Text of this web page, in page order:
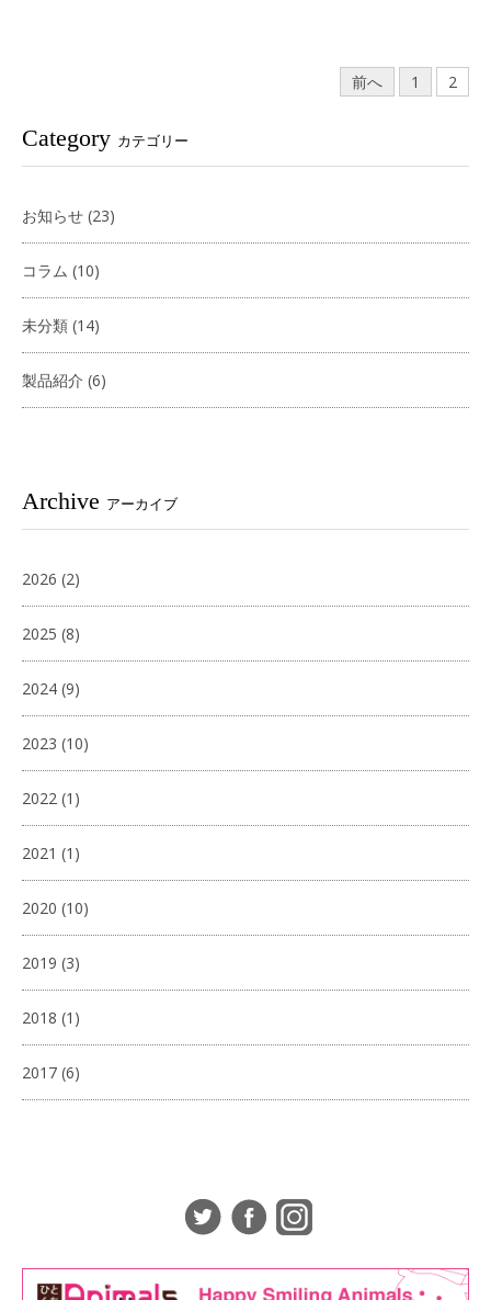
前へ 1 2
Category カテゴリー
お知らせ (23)
コラム (10)
未分類 (14)
製品紹介 (6)
Archive アーカイブ
2026 (2)
2025 (8)
2024 (9)
2023 (10)
2022 (1)
2021 (1)
2020 (10)
2019 (3)
2018 (1)
2017 (6)